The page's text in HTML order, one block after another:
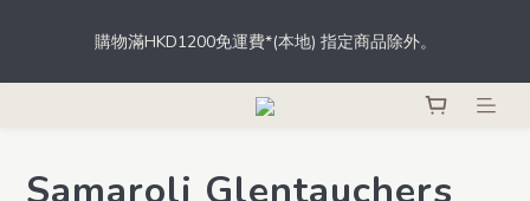
醺醉的酒類。
購物滿HKD1200免運費*(本地) 指定商品除外。
登記成為會員，從此於THE M.C.店內、網店、酒吧消費，即可輕鬆
根據香港法律，不得於業務過程中，向未成年人士售賣或供應令人